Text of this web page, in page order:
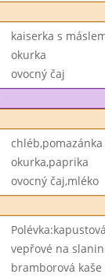
kaiserka s
okurka
ovocný čaj
okurka,paprika
ovocný čaj,mléko
vepřové na
bramborová kaše